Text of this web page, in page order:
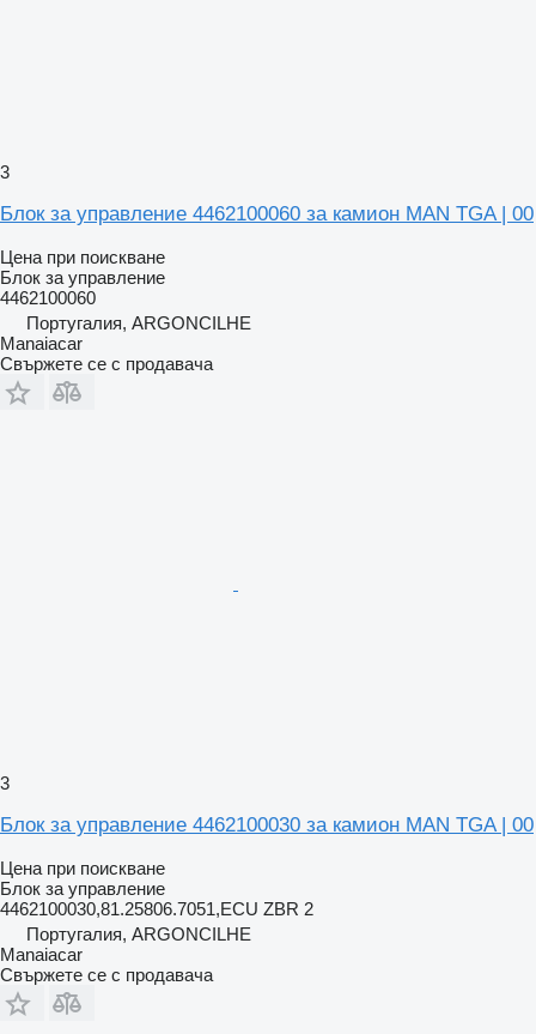
3
Блок за управление 4462100060 за камион MAN TGA | 00
Цена при поискване
Блок за управление
4462100060
Португалия, ARGONCILHE
Manaiacar
Свържете се с продавача
3
Блок за управление 4462100030 за камион MAN TGA | 00
Цена при поискване
Блок за управление
4462100030,81.25806.7051,ECU ZBR 2
Португалия, ARGONCILHE
Manaiacar
Свържете се с продавача